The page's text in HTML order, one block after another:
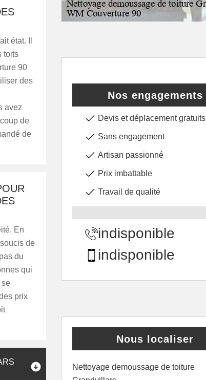
état. Il
toits
90
des
avez
de
de
En
de
du
qui
se
prix
Nos engagements
Devis et déplacement gratuits
Sans engagement
Artisan passionné
Prix imbattable
Travail de qualité
indisponible
indisponible
Nous localiser
Nettoyage demoussage de toiture